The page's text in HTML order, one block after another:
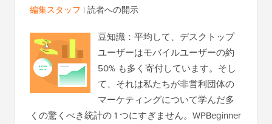
編集スタッフ | 読者への開示
豆知識：平均して、デスクトップ
ユーザーはモバイルユーザーの約
50% も多く寄付しています。そし
て、それは私たちが非営利団体の
マーケティングについて学んだ多
くの驚くべき統計の 1 つにすぎません。WPBeginner